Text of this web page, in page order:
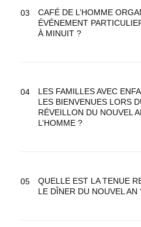
CAFÉ DE L’HOMME
ÉVÉNEMENT
À MINUIT ?
LES FAMILLES AVEC
LES BIENVENUES LORS
RÉVEILLON DU NOUVEL
L’HOMME ?
QUELLE EST LA TENUE
LE DÎNER DU NOUVEL AN